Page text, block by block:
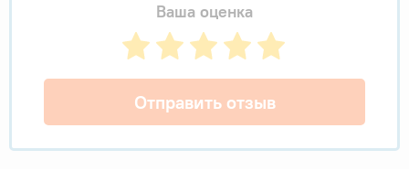
Ваша оценка
Отправить отзыв